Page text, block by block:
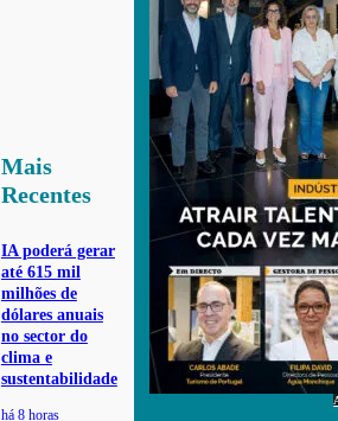
Mais
Recentes
IA poderá gerar
até 615 mil
milhões de
dólares anuais
no sector do
clima e
sustentabilidade
há 8 horas